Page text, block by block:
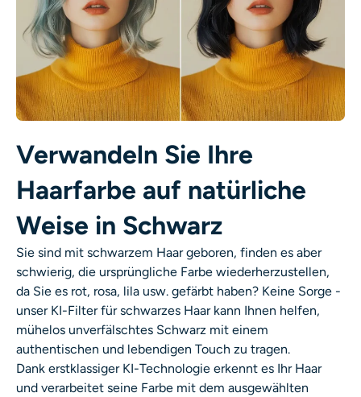
KI-Baby
KI-Filter
Headshot-Generator Pro
KI-Headshot-Generator
Passfoto-Ersteller
Videoeffekte
Video-Verstärker
Video-Wasserzeichen-Entferner
Verwandeln Sie Ihre
Haarfarbe auf natürliche
Weise in Schwarz
Sie sind mit schwarzem Haar geboren, finden es aber
schwierig, die ursprüngliche Farbe wiederherzustellen,
da Sie es rot, rosa, lila usw. gefärbt haben? Keine Sorge -
unser KI-Filter für schwarzes Haar kann Ihnen helfen,
mühelos unverfälschtes Schwarz mit einem
authentischen und lebendigen Touch zu tragen.
Dank erstklassiger KI-Technologie erkennt es Ihr Haar
und verarbeitet seine Farbe mit dem ausgewählten